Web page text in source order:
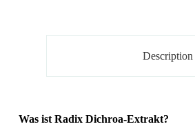
Description
Was ist Radix Dichroa-Extrakt?